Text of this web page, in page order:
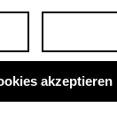
akzeptieren